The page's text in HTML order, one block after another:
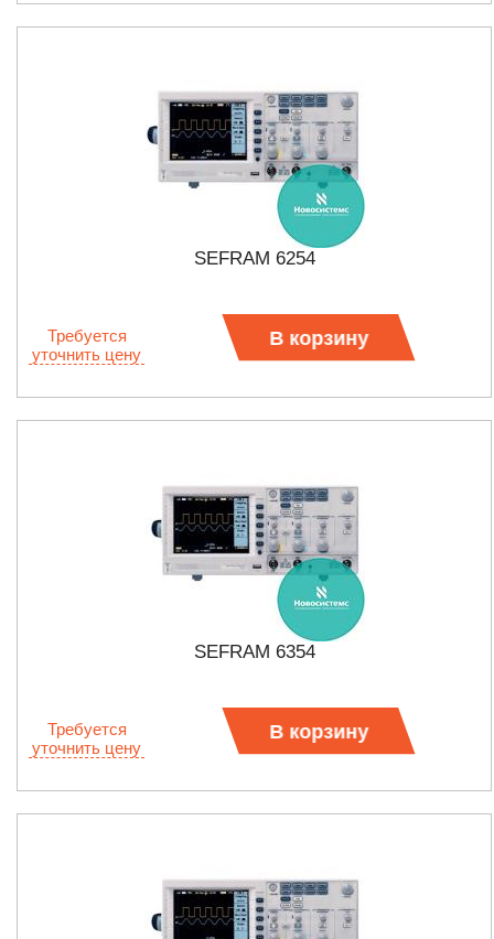
SEFRAM 6254
Требуется
уточнить цену
В корзину
SEFRAM 6354
Требуется
уточнить цену
В корзину